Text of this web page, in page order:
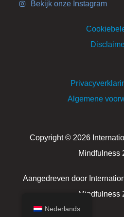
Bekijk onze Instagram
Algemene
Copyright © 2026
Mindfulness
Aangedreven door
Mindfulness
Nederlands